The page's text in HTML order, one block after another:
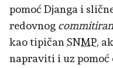
pomoć Djanga i
redovnog
kao tipičan SNMP,
napraviti i uz pomoć